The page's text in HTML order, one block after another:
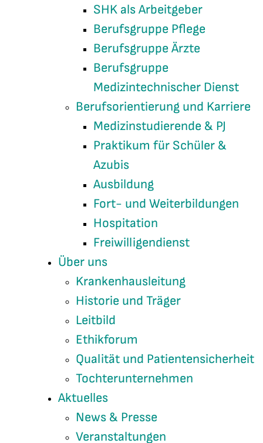
SHK als Arbeitgeber
Berufsgruppe Pflege
Berufsgruppe Ärzte
Berufsgruppe
Medizintechnischer Dienst
Berufsorientierung und Karriere
Medizinstudierende & PJ
Praktikum für Schüler &
Azubis
Ausbildung
Fort- und Weiterbildungen
Hospitation
Freiwilligendienst
Über uns
Krankenhausleitung
Historie und Träger
Leitbild
Ethikforum
Qualität und Patientensicherheit
Tochterunternehmen
Aktuelles
News & Presse
Veranstaltungen